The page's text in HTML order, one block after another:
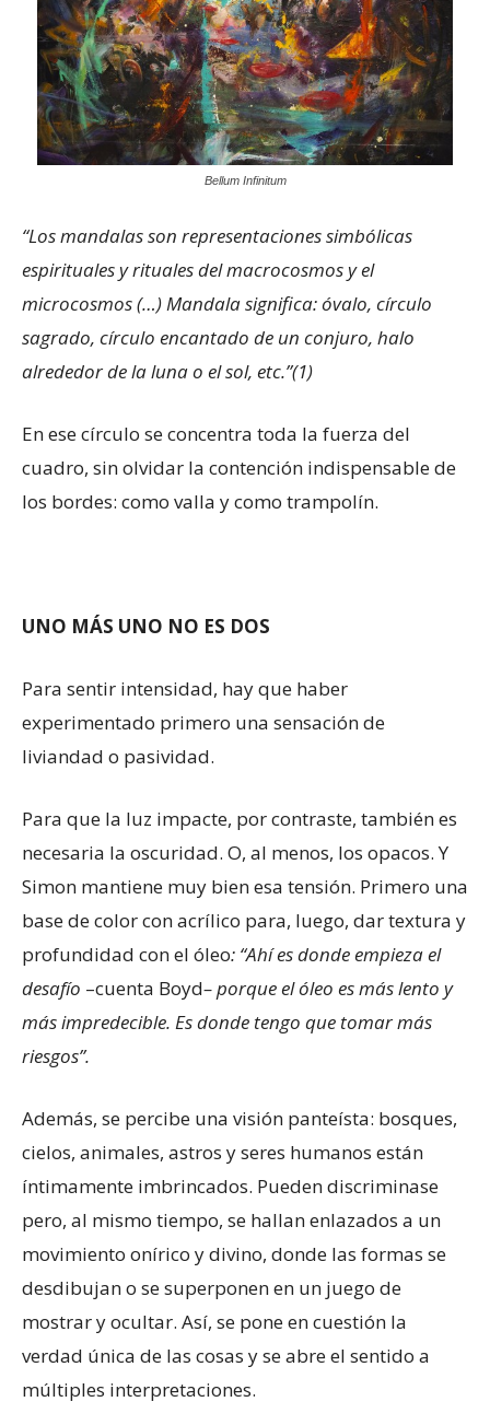
Bellum Infinitum
“Los mandalas son representaciones simbólicas
espirituales y rituales del macrocosmos y el
microcosmos (…) Mandala significa: óvalo, círculo
sagrado, círculo encantado de un conjuro, halo
alrededor de la luna o el sol, etc.”(1)
En ese círculo se concentra toda la fuerza del
cuadro, sin olvidar la contención indispensable de
los bordes: como valla y como trampolín.
UNO MÁS UNO NO ES DOS
Para sentir intensidad, hay que haber
experimentado primero una sensación de
liviandad o pasividad.
Para que la luz impacte, por contraste, también es
necesaria la oscuridad. O, al menos, los opacos. Y
Simon mantiene muy bien esa tensión. Primero una
base de color con acrílico para, luego, dar textura y
profundidad con el óleo: “Ahí es donde empieza el
desafío –cuenta Boyd– porque el óleo es más lento y
más impredecible. Es donde tengo que tomar más
riesgos”.
Además, se percibe una visión panteísta: bosques,
cielos, animales, astros y seres humanos están
íntimamente imbrincados. Pueden discriminase
pero, al mismo tiempo, se hallan enlazados a un
movimiento onírico y divino, donde las formas se
desdibujan o se superponen en un juego de
mostrar y ocultar. Así, se pone en cuestión la
verdad única de las cosas y se abre el sentido a
múltiples interpretaciones.